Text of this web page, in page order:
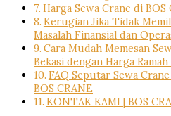
Harga Sewa Crane di BOS
Kerugian Jika Tidak
Masalah Finansial dan
Cara Mudah Memesan
Bekasi dengan Harga
FAQ Seputar Sewa
BOS CRANE
KONTAK KAMI | BOS